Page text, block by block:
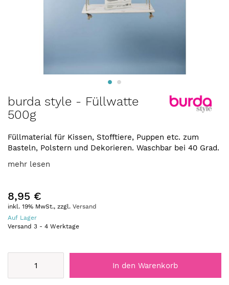
Zum
Anfang
der
springen
burda style - Füllwatte
500g
Füllmaterial für Kissen, Stofftiere, Puppen etc. zum
Basteln, Polstern und Dekorieren. Waschbar bei 40 Grad.
mehr lesen
8,95 €
inkl. 19% MwSt., zzgl. Versand
Auf Lager
Versand 3 - 4 Werktage
In den Warenkorb